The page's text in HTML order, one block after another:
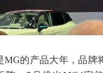
MG的产品大年，品牌